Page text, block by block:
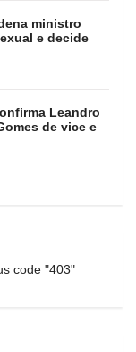
ministro
e decide
Leandro
de vice e
code "403"